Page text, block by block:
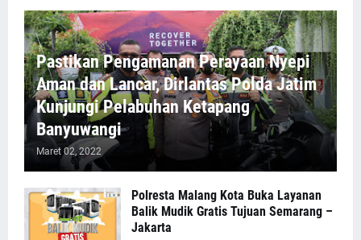
Pastikan Pengamanan Perayaan Nyepi
Aman dan Lancar, Dirlantas Polda Jatim
Kunjungi Pelabuhan Ketapang
Banyuwangi
Maret 02, 2022
Polresta Malang Kota Buka Layanan
Balik Mudik Gratis Tujuan Semarang –
Jakarta